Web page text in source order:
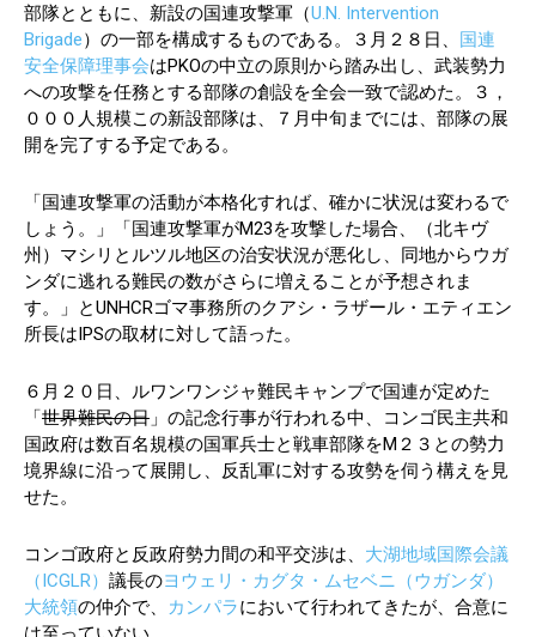
部隊とともに、新設の国連攻撃軍（U.N. Intervention
Brigade）の一部を構成するものである。３月２８日、 国連
安全保障理事会はPKOの中立の原則から踏み出し、武装勢力
への攻撃を任務とする部隊の創設を全会一致で認めた。３，
０００人規模この新設部隊は、７月中旬までには、部隊の展
開を完了する予定である。
「国連攻撃軍の活動が本格化すれば、確かに状況は変わるで
しょう。」「国連攻撃軍がM23を攻撃した場合、（北キヴ
州）マシリとルツル地区の治安状況が悪化し、同地からウガ
ンダに逃れる難民の数がさらに増えることが予想されま
す。」とUNHCRゴマ事務所のクアシ・ラザール・エティエン
所長はIPSの取材に対して語った。
６月２０日、ルワンワンジャ難民キャンプで国連が定めた
「世界難民の日 」の記念行事が行われる中、コンゴ民主共和
国政府は数百名規模の国軍兵士と戦車部隊をM２３との勢力
境界線に沿って展開し、反乱軍に対する攻勢を伺う構えを見
せた。
コンゴ政府と反政府勢力間の和平交渉は、 大湖地域国際会議
（ICGLR） 議長のヨウェリ・カグタ・ムセベニ（ウガンダ）
大統領の仲介で、 カンパラにおいて行われてきたが、合意に